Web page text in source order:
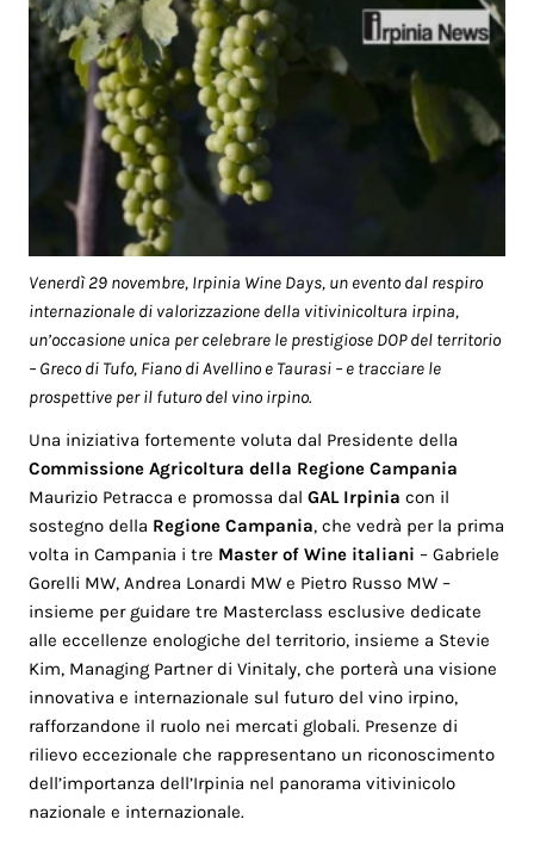
Venerdì 29 novembre, Irpinia Wine Days, un evento dal respiro
internazionale di valorizzazione della vitivinicoltura irpina,
un’occasione unica per celebrare le prestigiose DOP del territorio
– Greco di Tufo, Fiano di Avellino e Taurasi – e tracciare le
prospettive per il futuro del vino irpino.
Una iniziativa fortemente voluta dal Presidente della
Commissione Agricoltura della Regione Campania
Maurizio Petracca e promossa dalGAL Irpinia con il
sostegno della Regione Campania, che vedrà per la prima
volta in Campania i tre Master of Wine italiani – Gabriele
Gorelli MW, Andrea Lonardi MW e Pietro Russo MW –
insieme per guidare tre Masterclass esclusive dedicate
alle eccellenze enologiche del territorio, insieme a Stevie
Kim, Managing Partner di Vinitaly, che porterà una visione
innovativa e internazionale sul futuro del vino irpino,
rafforzandone il ruolo nei mercati globali. Presenze di
rilievo eccezionale che rappresentano un riconoscimento
dell’importanza dell’Irpinia nel panorama vitivinicolo
nazionale e internazionale.